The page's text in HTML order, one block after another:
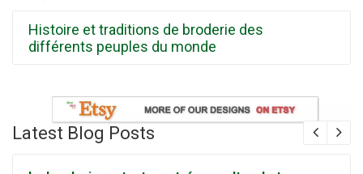
Histoire et traditions de broderie des
différents peuples du monde
Latest Blog Posts